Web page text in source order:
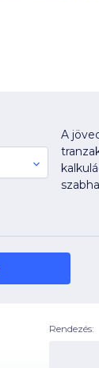
A
Rendezés: